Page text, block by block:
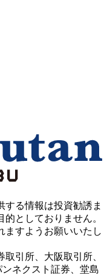
する情報は投資勧誘ま
としておりません。
ますようお願いいたし
引所、大阪取引所、
ネクスト証券、堂島